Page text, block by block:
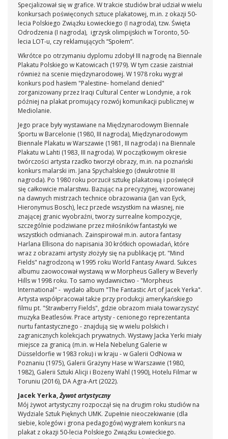
Specjalizował się w grafice. W trakcie studiów brał udział w wielu
konkursach poświęconych sztuce plakatowej, m.in. z okazji 50-
lecia Polskiego Związku Łowieckiego (I nagroda), tzw. Święta
Odrodzenia (I nagroda), igrzysk olimpijskich w Toronto, 50-
lecia LOT-u, czy reklamujących “Społem”.
Wkrótce po otrzymaniu dyplomu zdobył III nagrodę na Biennale
Plakatu Polskiego w Katowicach (1979). W tym czasie zaistniał
również na scenie międzynarodowej. W 1978 roku wygrał
konkurs pod hasłem "Palestine- homeland denied"
zorganizowany przez Iraqi Cultural Center w Londynie, a rok
później na plakat promujący rozwój komunikacji publicznej w
Mediolanie.
Jego prace były wystawiane na Międzynarodowym Biennale
Sportu w Barcelonie (1980, III nagroda), Międzynarodowym
Biennale Plakatu w Warszawie (1981, III nagroda) i na Biennale
Plakatu w Lahti (1983, III nagroda). W początkowym okresie
twórczości artysta rzadko tworzył obrazy, m.in. na poznański
konkurs malarski im. Jana Spychalskiego (dwukrotnie III
nagroda). Po 1980 roku porzucił sztukę plakatową i poświęcił
się całkowicie malarstwu. Bazując na precyzyjnej, wzorowanej
na dawnych mistrzach technice obrazowania (Jan van Eyck,
Hieronymus Bosch), lecz przede wszystkim na własnej, nie
znającej granic wyobraźni, tworzy surrealne kompozycje,
szczególnie podziwiane przez miłośników fantastyki we
wszystkich odmianach. Zainspirował m.in. autora fantasy
Harlana Ellisona do napisania 30 krótkich opowiadań, które
wraz z obrazami artysty złożyły się na publikację pt. "Mind
Fields" nagrodzoną w 1995 roku World Fantasy Award. Sukces
albumu zaowocował wystawą w w Morpheus Gallery w Beverly
Hills w 1998 roku. To samo wydawnictwo - "Morpheus
International" - wydało album "The Fantastic Art of Jacek Yerka".
Artysta współpracował także przy produkcji amerykańskiego
filmu pt. "Strawberry Fields", gdzie obrazom miała towarzyszyć
muzyka Beatlesów. Prace artysty - cenionego reprezentanta
nurtu fantastycznego - znajdują się w wielu polskich i
zagranicznych kolekcjach prywatnych. Wystawy Jacka Yerki miały
miejsce za granicą (m.in. w Hela Nebelung Galerie w
Düsseldorfie w 1983 roku) i w kraju - w Galerii OdNowa w
Poznaniu (1975), Galerii Grażyny Hase w Warszawie (1980,
1982), Galerii Sztuki Alicji i Bożeny Wahl (1990), Hotelu Filmar w
Toruniu (2016), DA Agra-Art (2022).
Jacek Yerka,Żywot artystyczny
Mój żywot artystyczny rozpoczął się na drugim roku studiów na
Wydziale Sztuk Pięknych UMK. Zupełnie nieoczekiwanie (dla
siebie, kolegów i grona pedagogów) wygrałem konkurs na
plakat z okazji 50-lecia Polskiego Związku Łowieckiego.